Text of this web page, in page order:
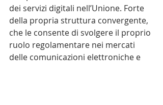
dei servizi digitali nell’Unione. Forte
della propria struttura convergente,
che le consente di svolgere il proprio
ruolo regolamentare nei mercati
delle comunicazioni elettroniche e